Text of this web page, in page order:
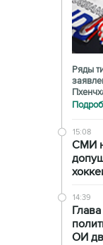
Ряды
15:08
СМИ
14:39
ОИ